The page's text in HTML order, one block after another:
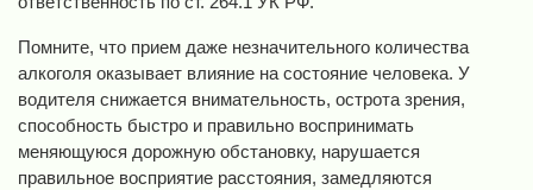
Помните, что прием даже незначительного количества
алкоголя оказывает влияние на состояние человека. У
водителя снижается внимательность, острота зрения,
способность быстро и правильно воспринимать
меняющуюся дорожную обстановку, нарушается
правильное восприятие расстояния, замедляются